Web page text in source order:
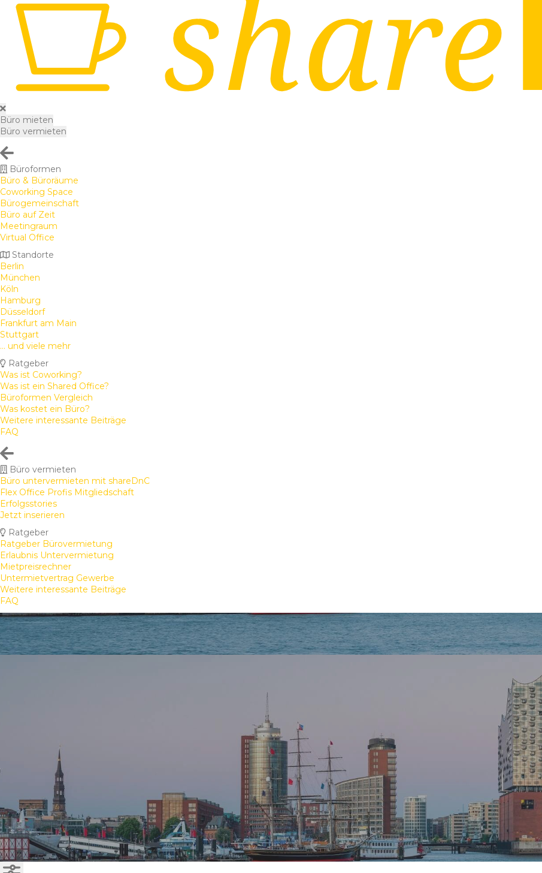
Büro mieten
Büro vermieten
Büroformen
Büro & Büroräume
Coworking Space
Bürogemeinschaft
Büro auf Zeit
Meetingraum
Virtual Office
Standorte
Berlin
München
Köln
Hamburg
Düsseldorf
Frankfurt am Main
Stuttgart
... und viele mehr
Ratgeber
Was ist Coworking?
Was ist ein Shared Office?
Büroformen Vergleich
Was kostet ein Büro?
Weitere interessante Beiträge
FAQ
Büro vermieten
Büro untervermieten mit shareDnC
Flex Office Profis Mitgliedschaft
Erfolgsstories
Jetzt inserieren
Ratgeber
Ratgeber Bürovermietung
Erlaubnis Untervermietung
Mietpreisrechner
Untermietvertrag Gewerbe
Weitere interessante Beiträge
FAQ